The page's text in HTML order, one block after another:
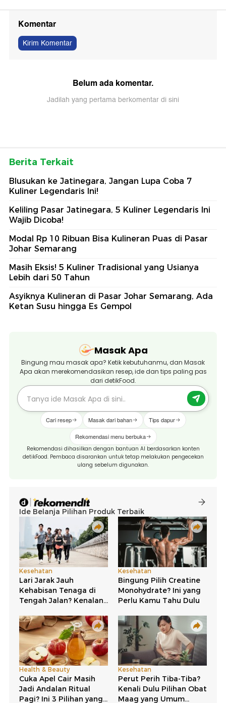
Komentar
Kirim Komentar
Belum ada komentar.
Jadilah yang pertama berkomentar di sini
Berita Terkait
Blusukan ke Jatinegara, Jangan Lupa Coba 7
Kuliner Legendaris Ini!
Keliling Pasar Jatinegara, 5 Kuliner Legendaris Ini
Wajib Dicoba!
Modal Rp 10 Ribuan Bisa Kulineran Puas di Pasar
Johar Semarang
Masih Eksis! 5 Kuliner Tradisional yang Usianya
Lebih dari 50 Tahun
Asyiknya Kulineran di Pasar Johar Semarang, Ada
Ketan Susu hingga Es Gempol
Masak Apa
Bingung mau masak apa? Ketik kebutuhanmu, dan Masak
Apa akan merekomendasikan resep, ide dan tips paling pas
dari detikFood.
Cari resep Masak dari bahan Tips dapur
Rekomendasi menu berbuka
Rekomendasi dihasilkan dengan bantuan AI berdasarkan konten
detikFood. Pembaca disarankan untuk tetap melakukan pengecekan
ulang sebelum digunakan.